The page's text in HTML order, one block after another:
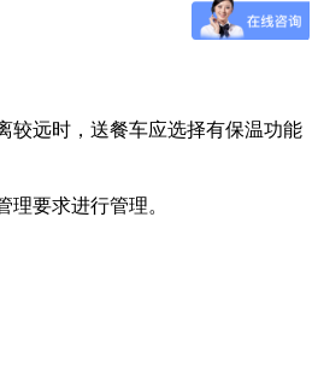
较远时，送餐车应选择有保温功能
要求进行管理。